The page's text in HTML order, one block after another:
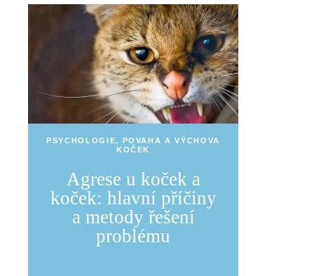
PSYCHOLOGIE, POVAHA A VÝCHOVA
KOČEK
Agrese u koček a
koček: hlavní příčiny
a metody řešení
problému